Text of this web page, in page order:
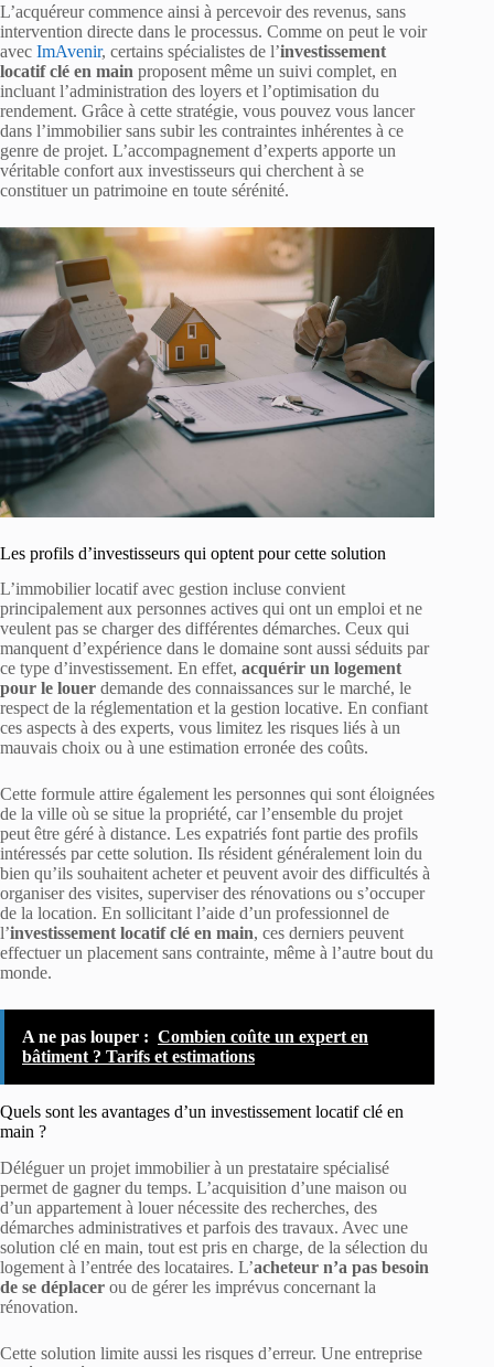
L’acquéreur commence ainsi à percevoir des revenus, sans
intervention directe dans le processus. Comme on peut le voir
avec ImAvenir, certains spécialistes de l’investissement
locatif clé en main proposent même un suivi complet, en
incluant l’administration des loyers et l’optimisation du
rendement. Grâce à cette stratégie, vous pouvez vous lancer
dans l’immobilier sans subir les contraintes inhérentes à ce
genre de projet. L’accompagnement d’experts apporte un
véritable confort aux investisseurs qui cherchent à se
constituer un patrimoine en toute sérénité.
Les profils d’investisseurs qui optent pour cette solution
L’immobilier locatif avec gestion incluse convient
principalement aux personnes actives qui ont un emploi et ne
veulent pas se charger des différentes démarches. Ceux qui
manquent d’expérience dans le domaine sont aussi séduits par
ce type d’investissement. En effet, acquérir un logement
pour le louer demande des connaissances sur le marché, le
respect de la réglementation et la gestion locative. En confiant
ces aspects à des experts, vous limitez les risques liés à un
mauvais choix ou à une estimation erronée des coûts.
Cette formule attire également les personnes qui sont éloignées
de la ville où se situe la propriété, car l’ensemble du projet
peut être géré à distance. Les expatriés font partie des profils
intéressés par cette solution. Ils résident généralement loin du
bien qu’ils souhaitent acheter et peuvent avoir des difficultés à
organiser des visites, superviser des rénovations ou s’occuper
de la location. En sollicitant l’aide d’un professionnel de
l’investissement locatif clé en main, ces derniers peuvent
effectuer un placement sans contrainte, même à l’autre bout du
monde.
A ne pas louper : Combien coûte un expert en
bâtiment ? Tarifs et estimations
Quels sont les avantages d’un investissement locatif clé en
main ?
Déléguer un projet immobilier à un prestataire spécialisé
permet de gagner du temps. L’acquisition d’une maison ou
d’un appartement à louer nécessite des recherches, des
démarches administratives et parfois des travaux. Avec une
solution clé en main, tout est pris en charge, de la sélection du
logement à l’entrée des locataires. L’acheteur n’a pas besoin
de se déplacer ou de gérer les imprévus concernant la
rénovation.
Cette solution limite aussi les risques d’erreur. Une entreprise